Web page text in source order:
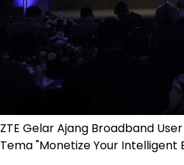
ZTE Gelar Ajang Broadband
Tema "Monetize Your Intelligent